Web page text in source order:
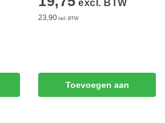
excl. BTW
23,90 incl. BTW
Toevoegen aan